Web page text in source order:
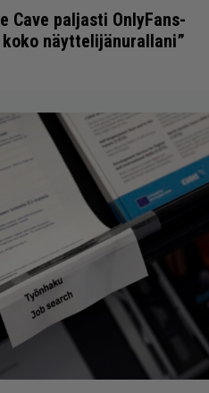
Cave paljasti OnlyFans-
näyttelijänurallani”